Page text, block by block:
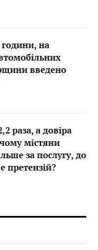
на
введено
раза, а довіра
містяни
за послугу, до
претензій?